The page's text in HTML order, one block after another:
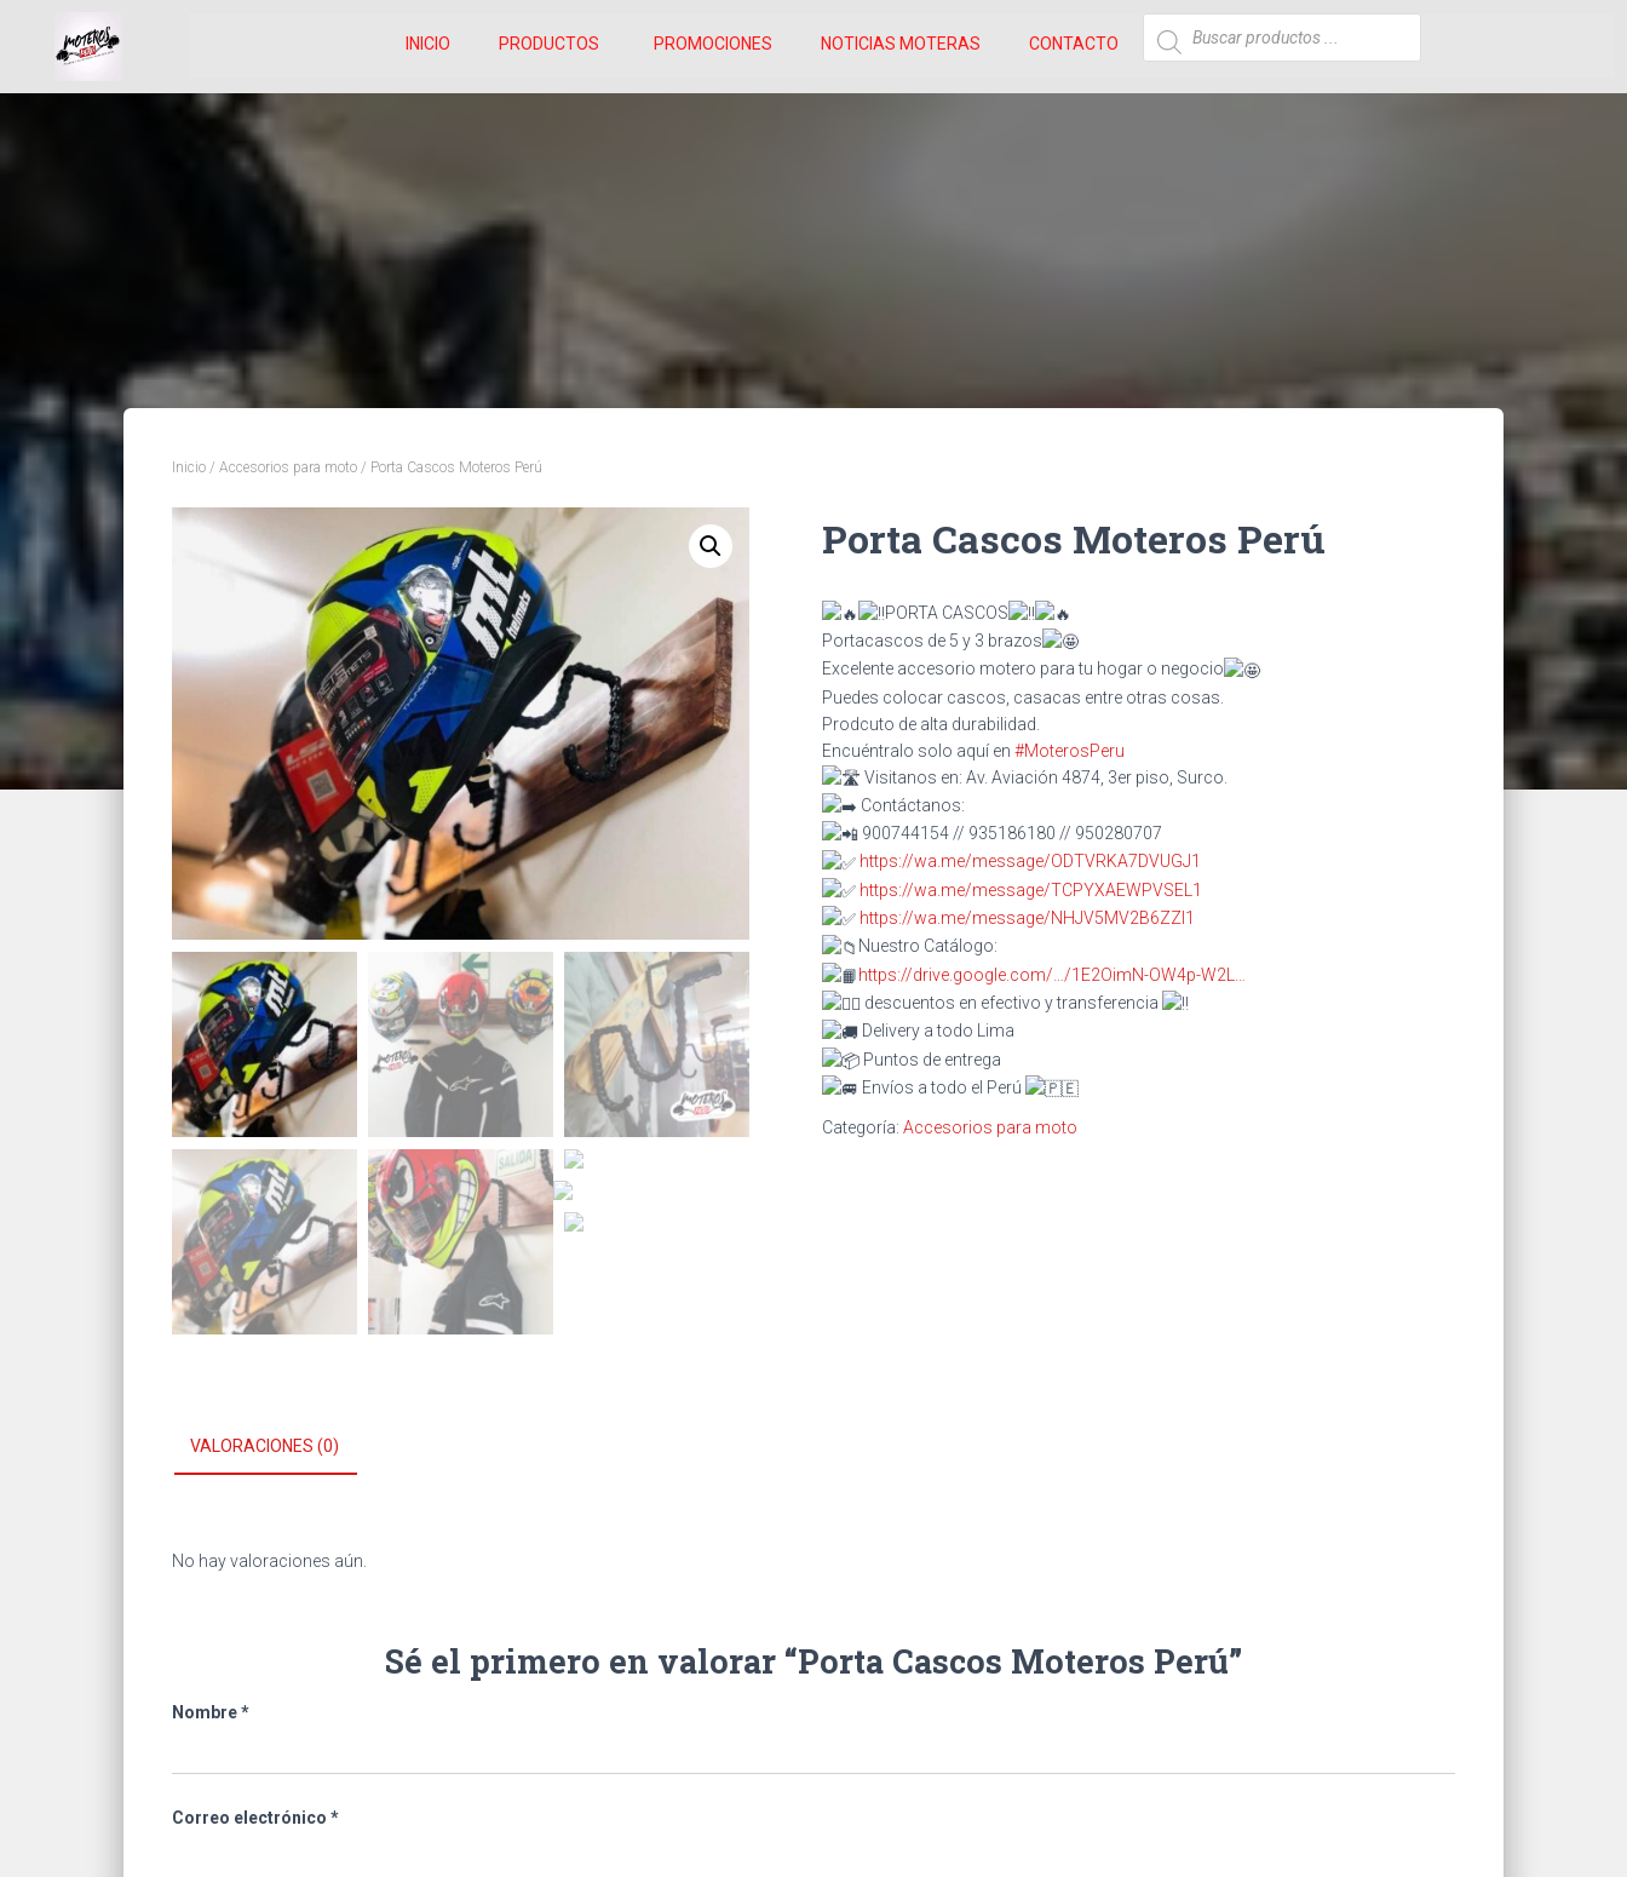
INICIO PRODUCTOS PROMOCIONES NOTICIAS MOTERAS CONTACTO
Inicio / Accesorios para moto / Porta Cascos Moteros Perú
Porta Cascos Moteros Perú
PORTA CASCOS
Portacascos de 5 y 3 brazos
Excelente accesorio motero para tu hogar o negocio
Puedes colocar cascos, casacas entre otras cosas.
Prodcuto de alta durabilidad.
Encuéntralo solo aquí en #MoterosPeru
Visitanos en: Av. Aviación 4874, 3er piso, Surco.
Contáctanos:
900744154 // 935186180 // 950280707
https://wa.me/message/ODTVRKA7DVUGJ1
https://wa.me/message/TCPYXAEWPVSEL1
https://wa.me/message/NHJV5MV2B6ZZI1
Nuestro Catálogo:
https://drive.google.com/…/1E2OimN-OW4p-W2L…
descuentos en efectivo y transferencia
Delivery a todo Lima
Puntos de entrega
Envíos a todo el Perú
Categoría: Accesorios para moto
VALORACIONES (0)
No hay valoraciones aún.
Sé el primero en valorar “Porta Cascos Moteros Perú”
Nombre*
Correo electrónico *